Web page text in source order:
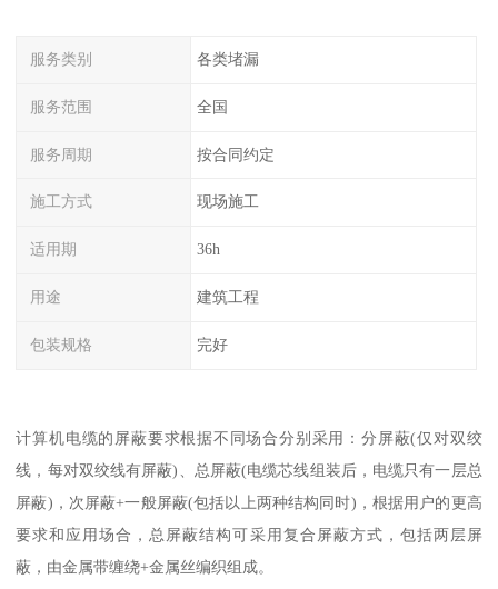
服务类别 各类堵漏
服务范围 全国
服务周期 按合同约定
施工方式 现场施工
适用期 36h
用途 建筑工程
包装规格 完好
计算机电缆的屏蔽要求根据不同场合分别采用：分屏蔽(仅对双绞
线，每对双绞线有屏蔽)、总屏蔽(电缆芯线组装后，电缆只有一层总
屏蔽)，次屏蔽+一般屏蔽(包括以上两种结构同时)，根据用户的更高
要求和应用场合，总屏蔽结构可采用复合屏蔽方式，包括两层屏
蔽，由金属带缠绕+金属丝编织组成。